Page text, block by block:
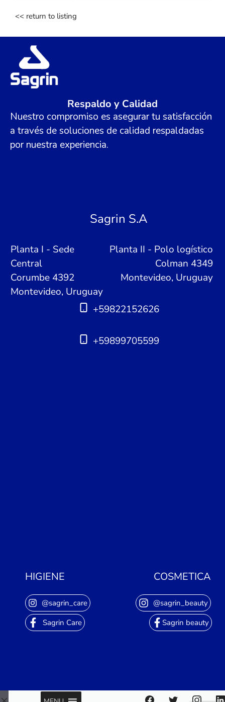
<< return to listing
Respaldo y Calidad
Nuestro compromiso es asegurar tu satisfacción
a través de soluciones de calidad respaldadas
por nuestra experiencia.
Sagrin S.A
Planta I - Sede
Central
Corumbe 4392
Montevideo, Uruguay
Planta II - Polo logístico
Colman 4349
Montevideo, Uruguay
+59822152626
+59899705599
COSMETICA
@sagrin_beauty
Sagrin beauty
HIGIENE
@sagrin_care
Sagrin Care